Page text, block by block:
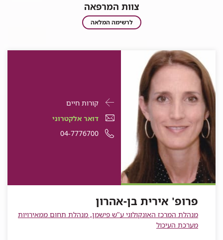
צוות המרפאה
צוות
המרפאה
לרשימה המלאה
פרטי
התקשרות
עבור
פרופ'
קורות חייםעבור
פרופ'
אירית
דואר
אלקטרוני
דואר אלקטרוני
מספר
בן-אהרון
04-7776700
פרופ' אירית בן-אהרון
מנהלת המרכז האונקולוגי ע"ש פישמן, מנהלת תחום ממאירויות
מערכת העיכול